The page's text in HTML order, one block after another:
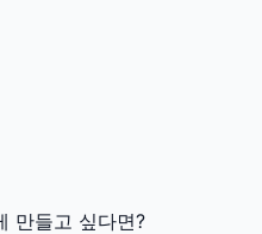
만들고 싶다면?